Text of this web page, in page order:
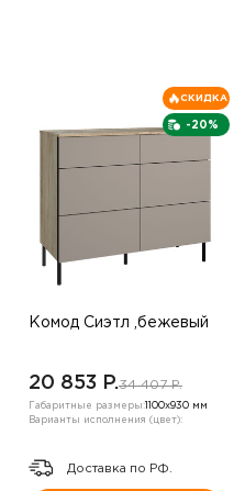
-20%
СКИДКА
Комод Сиэтл ,бежевый
20 853 P.34 407 P.
Габаритные размеры: 1100х930 мм
Варианты исполнения (цвет):
Доставка по РФ.